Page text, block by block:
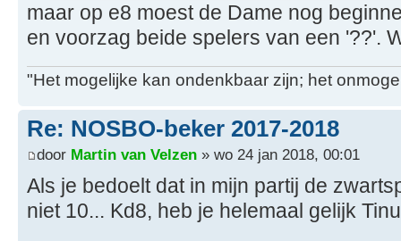
maar op e8 moest de Dame nog
en voorzag beide spelers van een '??'.
"Het mogelijke kan ondenkbaar zijn; het
Re: NOSBO-beker 2017-2018
door Martin van Velzen » wo 24 jan 2018, 00:01
Als je bedoelt dat in mijn partij de
niet 10... Kd8, heb je helemaal gelijk